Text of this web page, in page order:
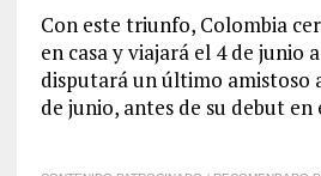
Con este triunfo, Colombia
en casa y viajará el 4 de junio
disputará un último amistoso
de junio, antes de su debut en